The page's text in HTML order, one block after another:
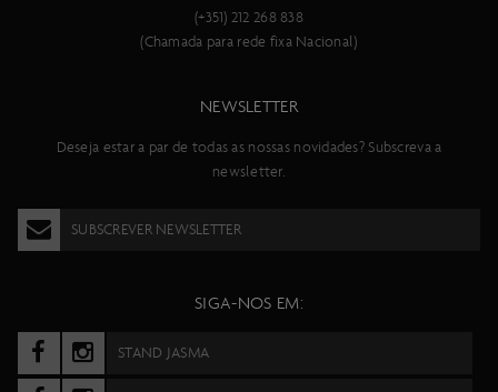
(+351) 212 268 838
(Chamada para rede fixa Nacional)
NEWSLETTER
Deseja estar a par de todas as nossas novidades? Subscreva a
newsletter.
SUBSCREVER NEWSLETTER
SIGA-NOS EM:
STAND JASMA